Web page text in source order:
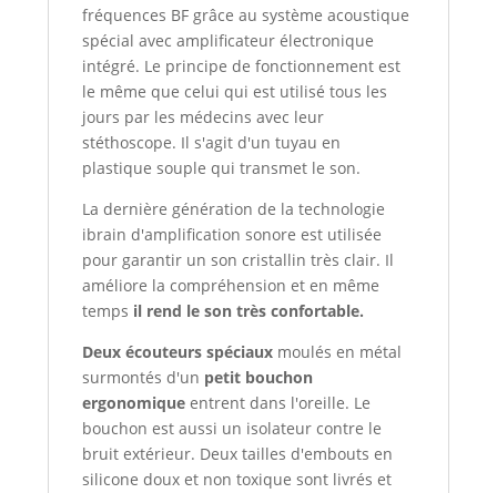
fréquences BF grâce au système acoustique
spécial avec amplificateur électronique
intégré. Le principe de fonctionnement est
le même que celui qui est utilisé tous les
jours par les médecins avec leur
stéthoscope. Il s'agit d'un tuyau en
plastique souple qui transmet le son.
La dernière génération de la technologie
ibrain d'amplification sonore est utilisée
pour garantir un son cristallin très clair. Il
améliore la compréhension et en même
temps il rend le son très confortable.
Deux écouteurs spéciaux moulés en métal
surmontés d'un petit bouchon
ergonomique entrent dans l'oreille. Le
bouchon est aussi un isolateur contre le
bruit extérieur. Deux tailles d'embouts en
silicone doux et non toxique sont livrés et